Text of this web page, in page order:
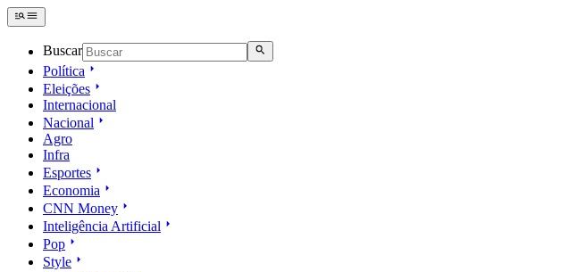
Buscar
Política
Eleições
Internacional
Nacional
Agro
Infra
Esportes
Economia
CNN Money
Inteligência Artificial
Pop
Style